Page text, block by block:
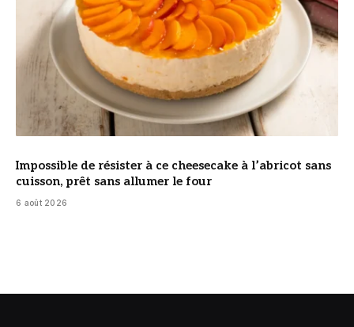
Impossible de résister à ce cheesecake à l’abricot sans
cuisson, prêt sans allumer le four
6 août 2026